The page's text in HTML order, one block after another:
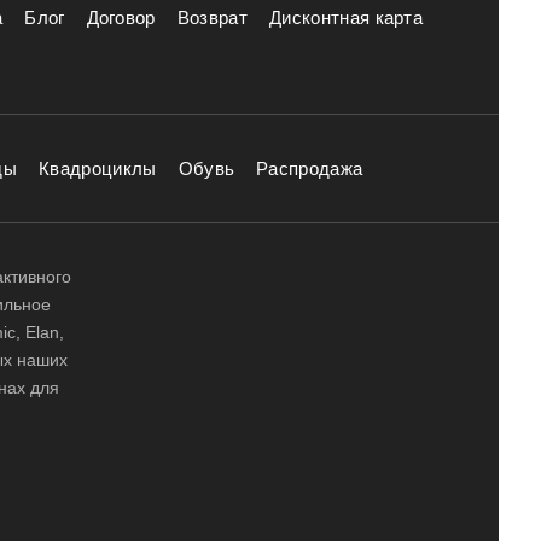
Блог Договор Возврат Дисконтная карта
Квадроциклы Обувь Распродажа
Elan,
наших
для